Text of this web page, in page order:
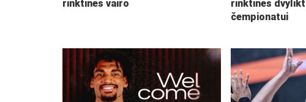
rinktinės vairo
rinktinės
čempionatui